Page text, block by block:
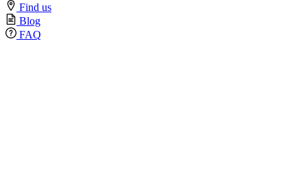
Find us
Blog
FAQ